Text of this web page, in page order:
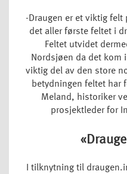
-Draugen er et viktig
det aller første feltet i
Feltet utvidet
Nordsjøen da det kom
viktig del av den store
betydningen feltet har
Meland, historiker
prosjektleder for
I tilknytning til